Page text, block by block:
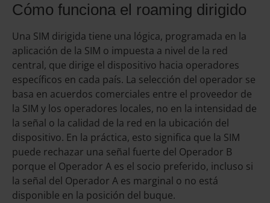
Cómo funciona el roaming dirigido
Una SIM dirigida tiene una lógica, programada en la
aplicación de la SIM o impuesta a nivel de la red
central, que dirige el dispositivo hacia operadores
específicos en cada país. La selección del operador se
basa en acuerdos comerciales entre el proveedor de
la SIM y los operadores locales, no en la intensidad de
la señal o la calidad de la red en la ubicación del
dispositivo. En la práctica, esto significa que la SIM
puede rechazar una señal fuerte del Operador B
porque el Operador A es el socio preferido, incluso si
la señal del Operador A es marginal o no está
disponible en la posición del buque.